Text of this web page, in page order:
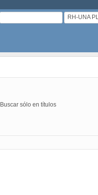
Buscar sólo en títulos